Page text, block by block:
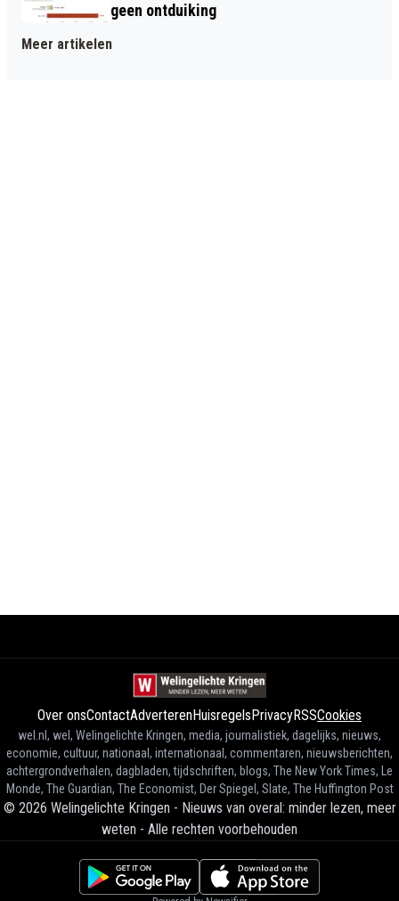
geen ontduiking
Meer artikelen
Over onsContactAdverterenHuisregelsPrivacyRSSCookies
wel.nl, wel, Welingelichte Kringen, media, journalistiek, dagelijks, nieuws,
economie, cultuur, nationaal, internationaal, commentaren, nieuwsberichten,
achtergrondverhalen, dagbladen, tijdschriften, blogs, The New York Times, Le
Monde, The Guardian, The Economist, Der Spiegel, Slate, The Huffington Post
© 2026 Welingelichte Kringen - Nieuws van overal: minder lezen, meer
weten - Alle rechten voorbehouden